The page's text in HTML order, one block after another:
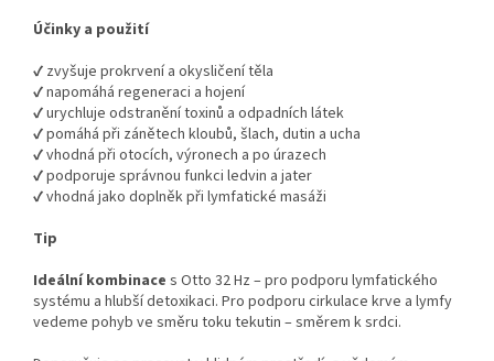
Účinky a použití
✔ zvyšuje prokrvení a okysličení těla
✔ napomáhá regeneraci a hojení
✔ urychluje odstranění toxinů a odpadních látek
✔ pomáhá při zánětech kloubů, šlach, dutin a ucha
✔ vhodná při otocích, výronech a po úrazech
✔ podporuje správnou funkci ledvin a jater
✔ vhodná jako doplněk při lymfatické masáži
Tip
Ideální kombinace s Otto 32 Hz – pro podporu lymfatického
systému a hlubší detoxikaci. Pro podporu cirkulace krve a lymfy
vedeme pohyb ve směru toku tekutin – směrem k srdci.